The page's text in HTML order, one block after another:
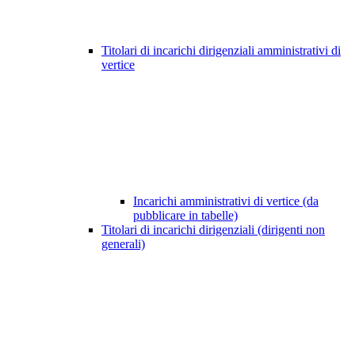
Titolari di incarichi dirigenziali amministrativi di
vertice
Incarichi amministrativi di vertice (da
pubblicare in tabelle)
Titolari di incarichi dirigenziali (dirigenti non
generali)